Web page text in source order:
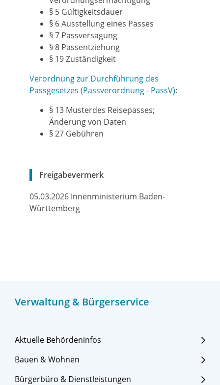
Verwaltung & Bürgerservice
Aktuelle Behördeninfos
Bauen & Wohnen
Bürgerbüro & Dienstleistungen
§ 5 Gültigkeitsdauer
§ 6 Ausstellung eines Passes
§ 7 Passversagung
§ 8 Passentziehung
§ 19 Zuständigkeit
Verordnung zur Durchführung des
Passgesetzes (Passverordnung - PassV):
§ 13 Musterdes Reisepasses;
Änderung von Daten
§ 27 Gebühren
Freigabevermerk
05.03.2026 Innenministerium Baden-
Württemberg